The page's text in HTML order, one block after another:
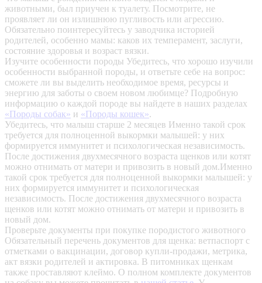
животными, был приучен к туалету. Посмотрите, не
проявляет ли он излишнюю пугливость или агрессию.
Обязательно поинтересуйтесь у заводчика историей
родителей, особенно мамы: каков их темперамент, заслуги,
состояние здоровья и возраст вязки.
Изучите особенности породы Убедитесь, что хорошо изучили
особенности выбранной породы, и ответьте себе на вопрос:
сможете ли вы выделить необходимое время, ресурсы и
энергию для заботы о своем новом любимце? Подробную
информацию о каждой породе вы найдете в наших разделах
«Породы собак» и «Породы кошек».
Убедитесь, что малыш старше 2 месяцев Именно такой срок
требуется для полноценной выкормки малышей: у них
формируется иммунитет и психологическая независимость.
После достижения двухмесячного возраста щенков или котят
можно отнимать от матери и привозить в новый дом.Именно
такой срок требуется для полноценной выкормки малышей: у
них формируется иммунитет и психологическая
независимость. После достижения двухмесячного возраста
щенков или котят можно отнимать от матери и привозить в
новый дом.
Проверьте документы при покупке породистого животного
Обязательный перечень документов для щенка: ветпаспорт с
отметками о вакцинации, договор купли-продажи, метрика,
акт вязки родителей и актировка. В питомниках щенкам
также проставляют клеймо. О полном комплекте документов